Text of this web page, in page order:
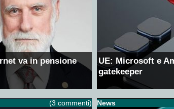
va in pensione
UE: Microsoft e
gatekeeper
(3 commenti) News